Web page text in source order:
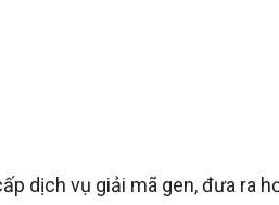
dịch vụ giải mã gen, đưa ra